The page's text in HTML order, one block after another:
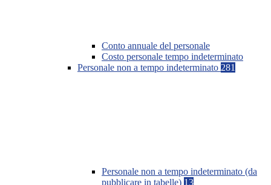
Conto annuale del personale
Costo personale tempo indeterminato
Personale non a tempo indeterminato 281
Personale non a tempo indeterminato (da
pubblicare in tabelle) 13